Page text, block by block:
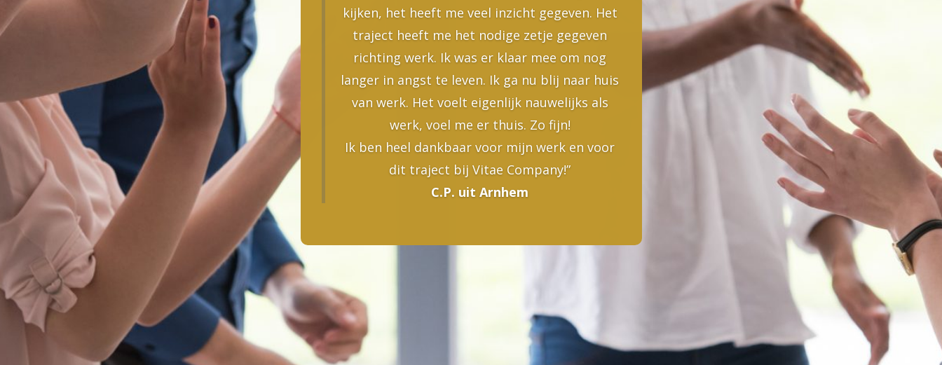
kijken, het heeft me veel inzicht gegeven. Het
traject heeft me het nodige zetje gegeven
richting werk. Ik was er klaar mee om nog
langer in angst te leven. Ik ga nu blij naar huis
van werk. Het voelt eigenlijk nauwelijks als
werk, voel me er thuis. Zo fijn!
Ik ben heel dankbaar voor mijn werk en voor
dit traject bij Vitae Company!”
C.P. uit Arnhem